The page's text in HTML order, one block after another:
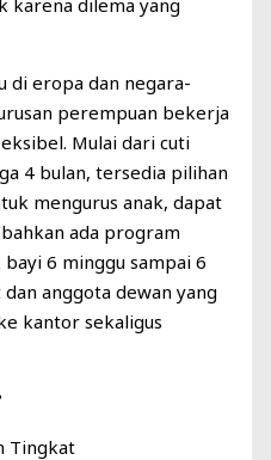
karena dilema yang
di eropa dan negara-
perempuan bekerja
Mulai dari cuti
4 bulan, tersedia pilihan
mengurus anak, dapat
ada program
bayi 6 minggu sampai 6
anggota dewan yang
kantor sekaligus